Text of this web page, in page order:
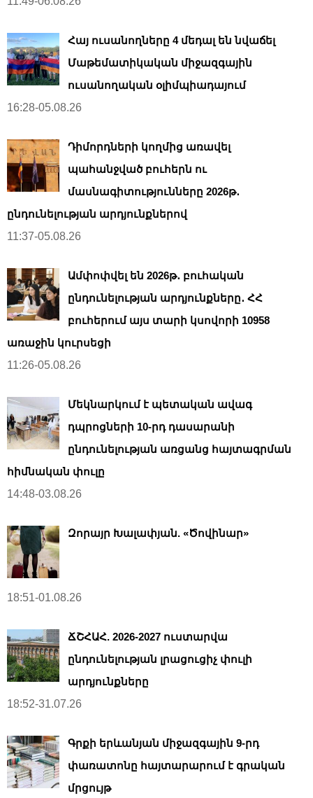
Հայ ուսանողները 4 մեդալ են նվաճել
Մաթեմատիկական միջազգային
ուսանողական օլիմպիադայում
16:28-05.08.26
Դիմորդների կողմից առավել
պահանջված բուհերն ու
մասնագիտությունները 2026թ․
ընդունելության արդյունքներով
11:37-05.08.26
Ամփոփվել են 2026թ․ բուհական
ընդունելության արդյունքները․ ՀՀ
բուհերում այս տարի կսովորի 10958
առաջին կուրսեցի
11:26-05.08.26
Մեկնարկում է պետական ավագ
դպրոցների 10-րդ դասարանի
ընդունելության առցանց հայտագրման
հիմնական փուլը
14:48-03.08.26
Զորայր Խալափյան. «Ծովինար»
18:51-01.08.26
ՃՇՀԱՀ. 2026-2027 ուստարվա
ընդունելության լրացուցիչ փուլի
արդյունքները
18:52-31.07.26
Գրքի երևանյան միջազգային 9-րդ
փառատոնը հայտարարում է գրական
մրցույթ